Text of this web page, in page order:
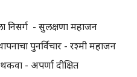
निसर्ग - सुलक्षणा महाजन
पुनर्विचार - रश्मी महाजन
- अपर्णा दीक्षित